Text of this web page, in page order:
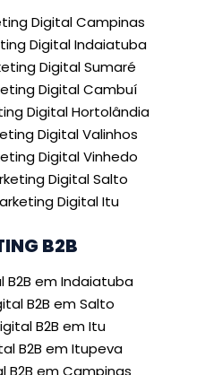
Digital Campinas
Digital Indaiatuba
Digital Sumaré
Digital Cambuí
Digital Hortolândia
Digital Valinhos
Digital Vinhedo
Digital Salto
Digital Itu
B2B
B2B em Indaiatuba
B2B em Salto
B2B em Itu
B2B em Itupeva
B2B em Campinas